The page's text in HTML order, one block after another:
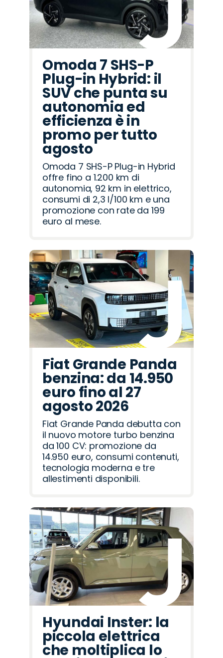
Omoda 7 SHS-P
Plug-in Hybrid: il
SUV che punta su
autonomia ed
efficienza è in
promo per tutto
agosto
Omoda 7 SHS-P Plug-in Hybrid
offre fino a 1.200 km di
autonomia, 92 km in elettrico,
consumi di 2,3 l/100 km e una
promozione con rate da 199
euro al mese.
Fiat Grande Panda
benzina: da 14.950
euro fino al 27
agosto 2026
Fiat Grande Panda debutta con
il nuovo motore turbo benzina
da 100 CV: promozione da
14.950 euro, consumi contenuti,
tecnologia moderna e tre
allestimenti disponibili.
Hyundai Inster: la
piccola elettrica
che moltiplica lo